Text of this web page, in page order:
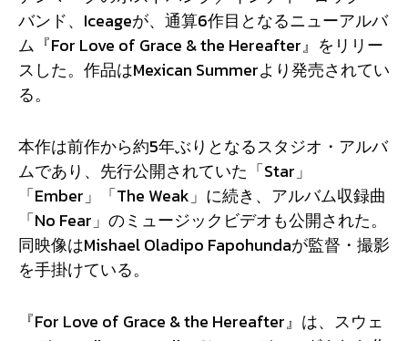
バンド、Iceageが、通算6作目となるニューアルバ
ム『For Love of Grace & the Hereafter』をリリー
スした。作品はMexican Summerより発売されてい
る。
本作は前作から約5年ぶりとなるスタジオ・アルバ
ムであり、先行公開されていた「Star」
「Ember」「The Weak」に続き、アルバム収録曲
「No Fear」のミュージックビデオも公開された。
同映像はMishael Oladipo Fapohundaが監督・撮影
を手掛けている。
『For Love of Grace & the Hereafter』は、スウェ